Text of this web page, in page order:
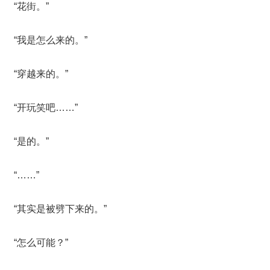
“花街。”
“我是怎么来的。”
“穿越来的。”
“开玩笑吧……”
“是的。”
“……”
“其实是被劈下来的。”
“怎么可能？”